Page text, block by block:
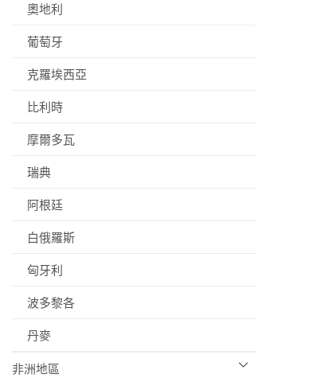
奧地利
葡萄牙
克羅埃西亞
比利時
摩爾多瓦
瑞典
阿根廷
白俄羅斯
匈牙利
波多黎各
丹麥
非洲地區